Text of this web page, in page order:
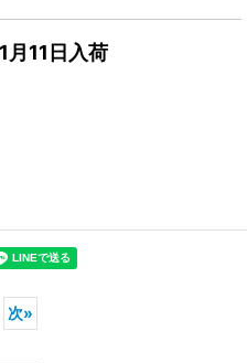
月11日入荷
次»